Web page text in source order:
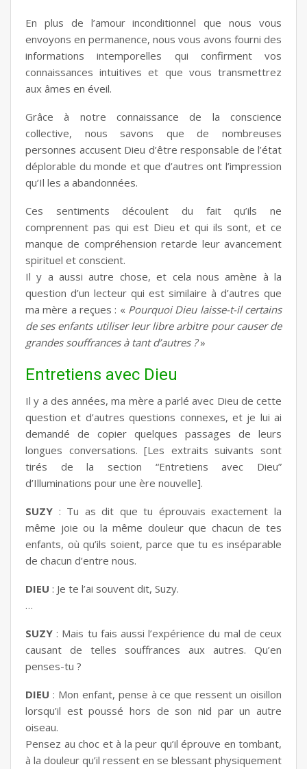
En plus de l’amour inconditionnel que nous vous
envoyons en permanence, nous vous avons fourni des
informations intemporelles qui confirment vos
connaissances intuitives et que vous transmettrez
aux âmes en éveil.
Grâce à notre connaissance de la conscience
collective, nous savons que de nombreuses
personnes accusent Dieu d’être responsable de l’état
déplorable du monde et que d’autres ont l’impression
qu’Il les a abandonnées.
Ces sentiments découlent du fait qu’ils ne
comprennent pas qui est Dieu et qui ils sont, et ce
manque de compréhension retarde leur avancement
spirituel et conscient.
Il y a aussi autre chose, et cela nous amène à la
question d’un lecteur qui est similaire à d’autres que
ma mère a reçues : « Pourquoi Dieu laisse-t-il certains
de ses enfants utiliser leur libre arbitre pour causer de
grandes souffrances à tant d’autres ?»
Entretiens avec Dieu
Il y a des années, ma mère a parlé avec Dieu de cette
question et d’autres questions connexes, et je lui ai
demandé de copier quelques passages de leurs
longues conversations. [Les extraits suivants sont
tirés de la section “Entretiens avec Dieu”
d’Illuminations pour une ère nouvelle].
SUZY : Tu as dit que tu éprouvais exactement la
même joie ou la même douleur que chacun de tes
enfants, où qu’ils soient, parce que tu es inséparable
de chacun d’entre nous.
DIEU : Je te l’ai souvent dit, Suzy.
…
SUZY : Mais tu fais aussi l’expérience du mal de ceux
causant de telles souffrances aux autres. Qu’en
penses-tu ?
DIEU : Mon enfant, pense à ce que ressent un oisillon
lorsqu’il est poussé hors de son nid par un autre
oiseau.
Pensez au choc et à la peur qu’il éprouve en tombant,
à la douleur qu’il ressent en se blessant physiquement